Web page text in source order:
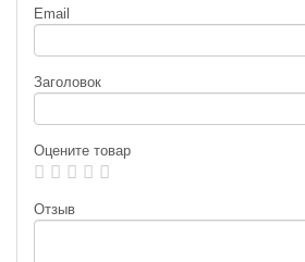
Email
Заголовок
Оцените товар
Отзыв